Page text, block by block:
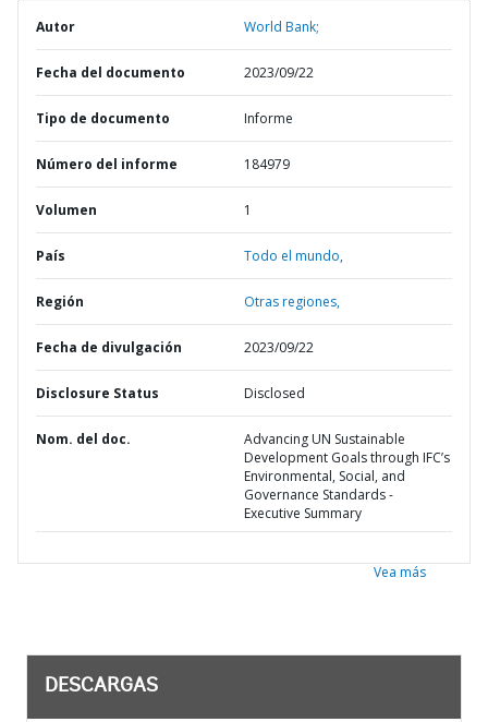
Autor World Bank;
Fecha del documento 2023/09/22
Tipo de documento Informe
Número del informe 184979
Volumen 1
País Todo el mundo,
Región Otras regiones,
Fecha de divulgación 2023/09/22
Disclosure Status Disclosed
Nom. del doc.
Advancing UN Sustainable
Development Goals through IFC’s
Environmental, Social, and
Governance Standards -
Executive Summary
Vea más
DESCARGAS